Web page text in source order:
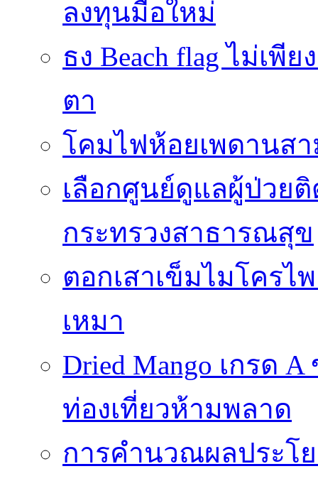
ลงทุนมือใหม่
ธง Beach flag ไม่เ
ตา
โคมไฟห้อยเพดานส
เลือกศูนย์ดูแลผู้ป่วย
กระทรวงสาธารณสุข
ตอกเสาเข็มไมโคร
เหมา
Dried Mango เกรด
ท่องเที่ยวห้ามพลาด
การคำนวณผลประโ